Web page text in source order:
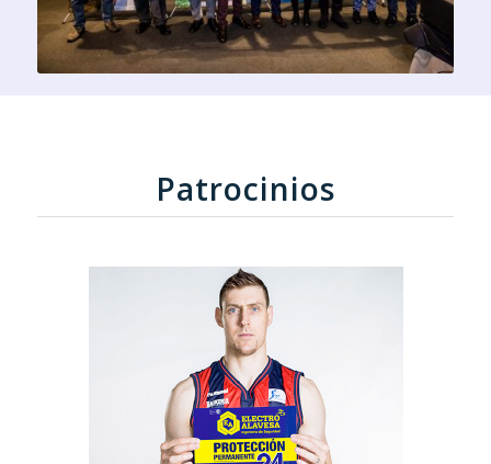
Patrocinios